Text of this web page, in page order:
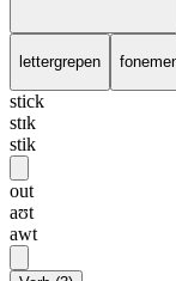
lettergrepen
stick
stɪk
stik
out
aʊt
awt